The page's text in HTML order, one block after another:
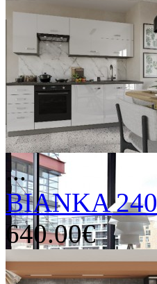
...
BIANKA 240
640.00€